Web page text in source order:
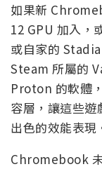
如果新
12 GPU 加入，
或自家的
Steam 所屬的
Proton 的軟體
容層，讓這些
出色的效能表現
Chromebook